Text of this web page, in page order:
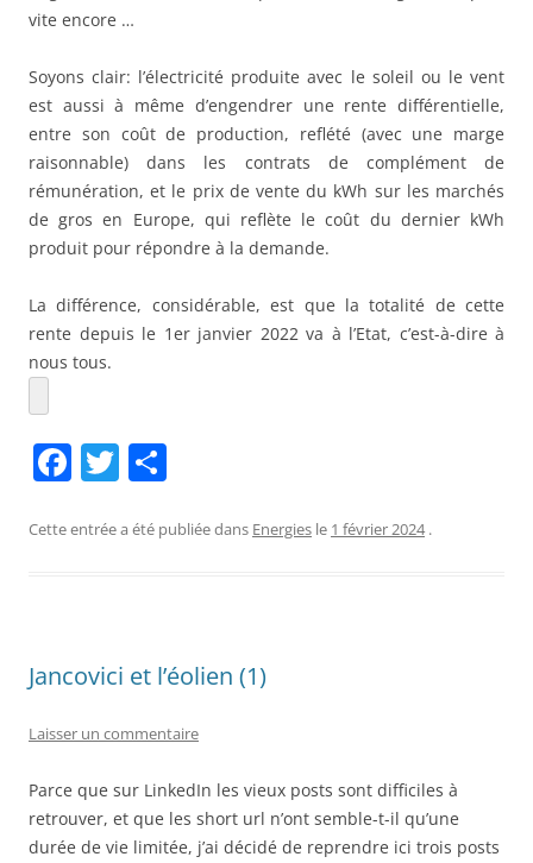
vite encore …
Soyons clair: l’électricité produite avec le soleil ou le vent
est aussi à même d’engendrer une rente différentielle,
entre son coût de production, reflété (avec une marge
raisonnable) dans les contrats de complément de
rémunération, et le prix de vente du kWh sur les marchés
de gros en Europe, qui reflète le coût du dernier kWh
produit pour répondre à la demande.
La différence, considérable, est que la totalité de cette
rente depuis le 1er janvier 2022 va à l’Etat, c’est-à-dire à
nous tous.
F
c
o
k
T
itt ta
Cette entrée a été publiée dans Energies le 1 février 2024 .
Jancovici et l’éolien (1)
Laisser un commentaire
Parce que sur LinkedIn les vieux posts sont difficiles à
retrouver, et que les short url n’ont semble-t-il qu’une
durée de vie limitée, j’ai décidé de reprendre ici trois posts